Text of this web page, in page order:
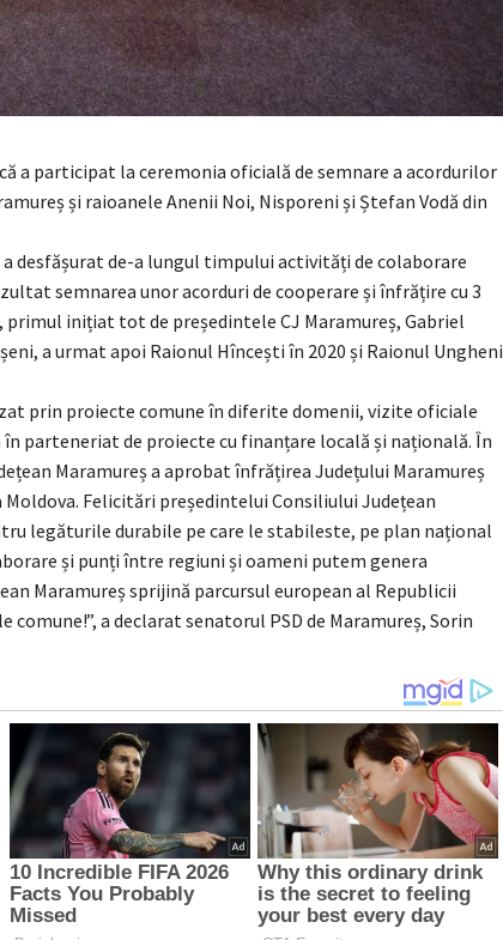
a participat la ceremonia oficială de semnare a acordurilor
și raioanele Anenii Noi, Nisporeni și Ștefan Vodă din
desfășurat de-a lungul timpului activități de colaborare
semnarea unor acorduri de cooperare și înfrățire cu 3
primul inițiat tot de președintele CJ Maramureș, Gabriel
a urmat apoi Raionul Hîncești în 2020 și Raionul Ungheni
prin proiecte comune în diferite domenii, vizite oficiale
parteneriat de proiecte cu finanțare locală și națională. În
Maramureș a aprobat înfrățirea Județului Maramureș
Moldova. Felicitări președintelui Consiliului Județean
legăturile durabile pe care le stabileste, pe plan național
și punți între regiuni și oameni putem genera
Maramureș sprijină parcursul european al Republicii
comune!”, a declarat senatorul PSD de Maramureș, Sorin